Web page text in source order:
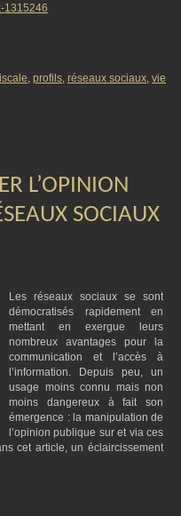
1315246
, profils, réseaux sociaux, vie
L’OPINION
SOCIAUX
Les réseaux sociaux se sont
démocratisés rapidement en
mettant en exergue leurs
nombreux avantages pour la
communication et l’accès à
l’information. Depuis peu, un
usage moins connu mais non
moins dangereux à fait son
émergence : la manipulation de
l’opinion publique sur et via ces
cet article, un éclaircissement